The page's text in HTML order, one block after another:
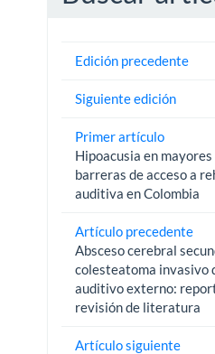
Edición precedente
Siguiente edición
Primer artículo
Hipoacusia en
barreras de acceso a
auditiva en Colombia
Artículo precedente
Absceso cerebral
colesteatoma invasivo
auditivo externo:
revisión de literatura
Artículo siguiente